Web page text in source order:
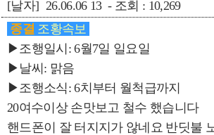
[날자] 26.06.06 13 - 조회 : 10,269
종결 조황속보
▶조행일시: 6월7일 일요일
▶날씨: 맑음
▶조행소식: 6치부터 월척급까지
20여수이상 손맛보고 철수 했습니다
핸드폰이 잘 터지지가 않네요 반딧불